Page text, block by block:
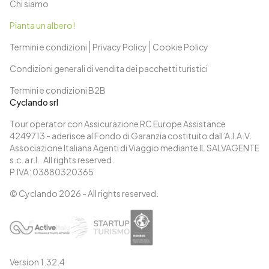
Cyclando srl
Tour operator con Assicurazione RC Europe Assistance
4249713 - aderisce al Fondo di Garanzia costituito dall’A.I.A.V.
Associazione Italiana Agenti di Viaggio mediante IL SALVAGENTE
s.c. a r.l.. All rights reserved.
P.IVA: 03880320365
© Cyclando 2026 - All rights reserved.
Version 1.32.4
Chi siamo
Pianta un albero!
Termini e condizioni
Privacy Policy
Cookie Policy
Condizioni generali di vendita dei pacchetti turistici
Termini e condizioni B2B